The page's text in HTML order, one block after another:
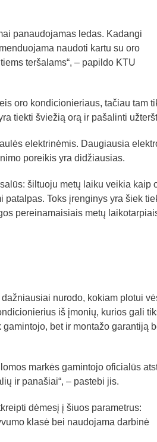
panaudojamas ledas. Kadangi
naudoti kartu su oro
teršalams“, – papildo KTU
oro kondicionieriaus, tačiau tam
tiekti šviežią orą ir pašalinti
elektrinėmis. Daugiausia
poreikis yra didžiausias.
šiltuoju metų laiku veikia kaip
Toks įrenginys yra šiek
pereinamaisiais metų
nurodo, kokiam plotui
iš įmonių, kurios gali
bet ir montažo garantiją
markės gamintojo oficialūs
ir panašiai“, – pastebi jis.
dėmesį į šiuos parametrus:
klasė bei naudojama darbinė